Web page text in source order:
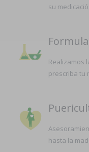
su
Realizamos
prescriba tu
hasta la